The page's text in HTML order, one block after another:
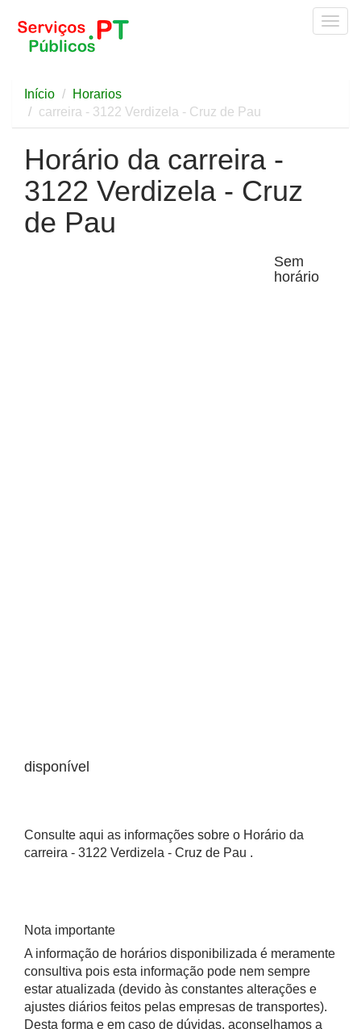
Início
Horarios
carreira - 3122 Verdizela - Cruz de Pau
Horário da carreira -
3122 Verdizela - Cruz
de Pau
Sem
horário
disponível
Consulte aqui as informações sobre o Horário da
carreira - 3122 Verdizela - Cruz de Pau .
Nota importante
A informação de horários disponibilizada é meramente
consultiva pois esta informação pode nem sempre
estar atualizada (devido às constantes alterações e
ajustes diários feitos pelas empresas de transportes).
Desta forma e em caso de dúvidas, aconselhamos a